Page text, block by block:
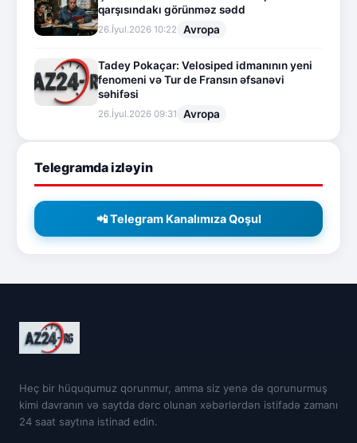
qarşısındakı görünməz sədd
26.İyul.2026 10:22 Avropa
Tadey Pokaçar: Velosiped idmanının yeni
fenomeni və Tur de Fransın əfsanəvi
səhifəsi
26.İyul.2026 09:31 Avropa
Telegramda izləyin
📲 Telegram Kanalımıza Qoşul
Heç bir hüququmuz qorunmur, amma siz yenə də qorunurmuş
kimi davranın və saytda dərc olunan xəbərlərdən istifadə zamanı
24 saat saytına istinad edin.